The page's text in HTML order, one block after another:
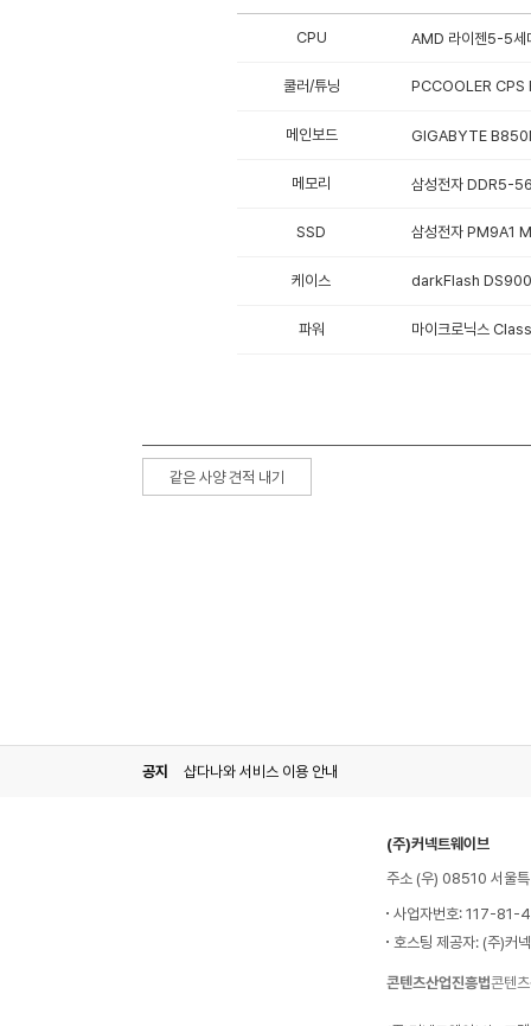
CPU AMD 라이젠5-5세
쿨러/튜닝 PCCOOLER
메인보드 GIGABYTE
메모리 삼성전자 DDR5-
SSD 삼성전자 PM9A1
케이스 darkFlash DS900
파워 마이크로닉스
같은 사양 견적 내기
공지 샵다나와 서비스 이용 안내
(주)커넥트웨이브
주소 (우) 08510 서울
사업자번호: 117-81-
호스팅 제공자: (주)커
콘텐츠산업진흥법콘텐